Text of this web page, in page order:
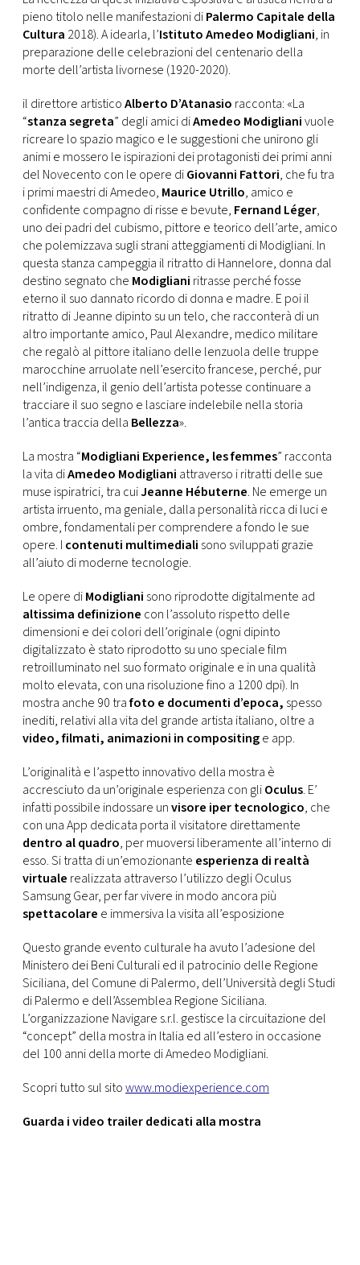
pieno titolo nelle manifestazioni diPalermo Capitale della
Cultura 2018). A idearla, l’Istituto Amedeo Modigliani, in
preparazione delle celebrazioni del centenario della
morte dell’artista livornese (1920-2020).
il direttore artisticoAlberto D’Atanasio racconta: «La
“stanza segreta” degli amici diAmedeo Modiglianivuole
ricreare lo spazio magico e le suggestioni che unirono gli
animi e mossero le ispirazioni dei protagonisti dei primi anni
del Novecento con le opere diGiovanni Fattori, che fu tra
i primi maestri di Amedeo, Maurice Utrillo, amico e
confidente compagno di risse e bevute, Fernand Léger,
uno dei padri del cubismo, pittore e teorico dell’arte, amico
che polemizzava sugli strani atteggiamenti di Modigliani. In
questa stanza campeggia il ritratto di Hannelore, donna dal
destino segnato che Modigliani ritrasse perché fosse
eterno il suo dannato ricordo di donna e madre. E poi il
ritratto di Jeanne dipinto su un telo, che racconterà di un
altro importante amico, Paul Alexandre, medico militare
che regalò al pittore italiano delle lenzuola delle truppe
marocchine arruolate nell’esercito francese, perché, pur
nell’indigenza, il genio dell’artista potesse continuare a
tracciare il suo segno e lasciare indelebile nella storia
l’antica traccia della Bellezza».
La mostra “Modigliani Experience, les femmes” racconta
la vita diAmedeo Modigliani attraverso i ritratti delle sue
muse ispiratrici, tra cuiJeanne Hébuterne. Ne emerge un
artista irruento, ma geniale, dalla personalità ricca di luci e
ombre, fondamentali per comprendere a fondo le sue
opere. I contenuti multimediali sono sviluppati grazie
all’aiuto di moderne tecnologie.
Le opere diModigliani sono riprodotte digitalmente ad
altissima definizione con l’assoluto rispetto delle
dimensioni e dei colori dell’originale (ogni dipinto
digitalizzato è stato riprodotto su uno speciale film
retroilluminato nel suo formato originale e in una qualità
molto elevata, con una risoluzione fino a 1200 dpi). In
mostra anche 90 trafoto e documenti d’epoca, spesso
inediti, relativi alla vita del grande artista italiano, oltre a
video, filmati, animazioni in compositinge app.
L’originalità e l’aspetto innovativo della mostra è
accresciuto da un’originale esperienza con gliOculus. E’
infatti possibile indossare unvisore iper tecnologico, che
con una App dedicata porta il visitatore direttamente
dentro al quadro, per muoversi liberamente all’interno di
esso. Si tratta di un’emozionante esperienza di realtà
virtuale realizzata attraverso l’utilizzo degli Oculus
Samsung Gear, per far vivere in modo ancora più
spettacolare e immersiva la visita all’esposizione
Questo grande evento culturale ha avuto l’adesione del
Ministero dei Beni Culturali ed il patrocinio delle Regione
Siciliana, del Comune di Palermo, dell’Università degli Studi
di Palermo e dell’Assemblea Regione Siciliana.
L’organizzazione Navigare s.r.l. gestisce la circuitazione del
“concept” della mostra in Italia ed all’estero in occasione
del 100 anni della morte di Amedeo Modigliani.
Scopri tutto sul sitowww.modiexperience.com
Guarda i video trailer dedicati alla mostra